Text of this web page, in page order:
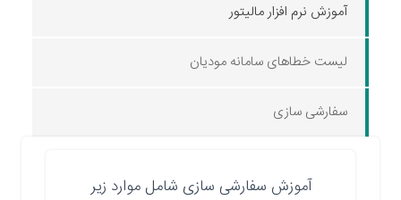
آموزش نرم افزار مالیتور
لیست خطاهای سامانه مودیان
سفارشی سازی
آموزش سفارشی سازی شامل موارد زیر